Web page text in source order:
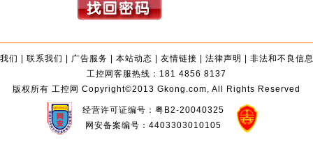
们 | 联系我们 | 广告服务 | 本站动态 | 友情链接 | 法律声明 | 非法和不良信
工控网客服热线：181 4856 8137
版权所有 工控网 Copyright©2013 Gkong.com, All Rights Reserved
经营许可证编号：粤B2-20040325
网安备案编号：4403303010105